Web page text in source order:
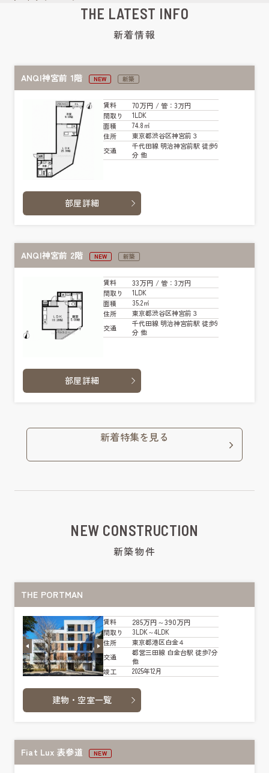
THE LATEST INFO
新着情報
ANQI神宮前 1階 NEW 新築
賃料 70万円 / 管：3万円
間取り
1LDK
面積
74.8㎡
住所
東京都渋谷区神宮前３
交通
千代田線 明治神宮前駅 徒歩9
分 他
部屋詳細
ANQI神宮前 2階 NEW 新築
賃料 33万円 / 管：3万円
間取り
1LDK
面積
35.2㎡
住所
東京都渋谷区神宮前３
交通
千代田線 明治神宮前駅 徒歩9
分 他
部屋詳細
新着特集を見る
NEW CONSTRUCTION
新築物件
THE PORTMAN
賃料 285万円～390万円
間取り
3LDK～4LDK
住所
東京都港区白金４
交通
都営三田線 白金台駅 徒歩7分
他
竣工
2025年12月
建物・空室一覧
Fiat Lux 表参道 NEW